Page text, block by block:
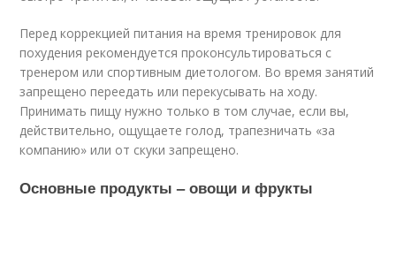
Перед коррекцией питания на время тренировок для
похудения рекомендуется проконсультироваться с
тренером или спортивным диетологом. Во время занятий
запрещено переедать или перекусывать на ходу.
Принимать пищу нужно только в том случае, если вы,
действительно, ощущаете голод, трапезничать «за
компанию» или от скуки запрещено.
Основные продукты – овощи и фрукты